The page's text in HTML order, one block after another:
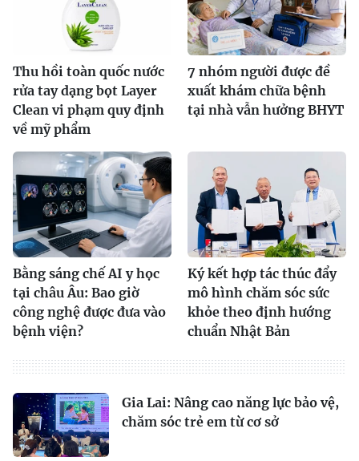
Thu hồi toàn quốc nước
rửa tay dạng bọt Layer
Clean vi phạm quy định
về mỹ phẩm
7 nhóm người được đề
xuất khám chữa bệnh
tại nhà vẫn hưởng BHYT
Bằng sáng chế AI y học
tại châu Âu: Bao giờ
công nghệ được đưa vào
bệnh viện?
Ký kết hợp tác thúc đẩy
mô hình chăm sóc sức
khỏe theo định hướng
chuẩn Nhật Bản
Gia Lai: Nâng cao năng lực bảo vệ,
chăm sóc trẻ em từ cơ sở